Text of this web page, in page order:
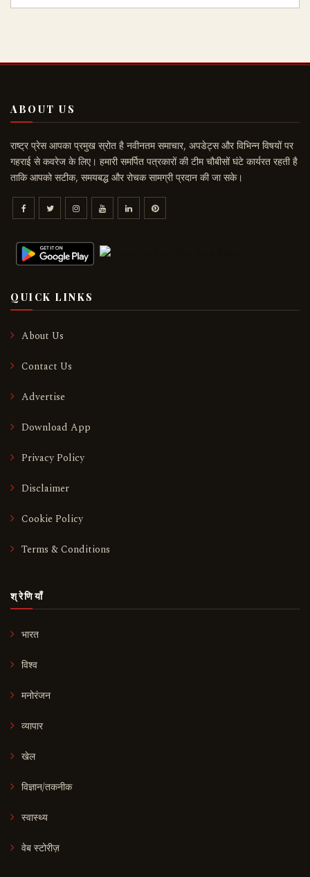
ABOUT US
राष्ट्र प्रेस आपका प्रमुख स्रोत है नवीनतम समाचार, अपडेट्स और विभिन्न विषयों पर
गहराई से कवरेज के लिए। हमारी समर्पित पत्रकारों की टीम चौबीसों घंटे कार्यरत रहती है
ताकि आपको सटीक, समयबद्ध और रोचक सामग्री प्रदान की जा सके।
QUICK LINKS
About Us
Contact Us
Advertise
Download App
Privacy Policy
Disclaimer
Cookie Policy
Terms & Conditions
श्रेणियाँ
भारत
विश्व
मनोरंजन
व्यापार
खेल
विज्ञान/तकनीक
स्वास्थ्य
वेब स्टोरीज़